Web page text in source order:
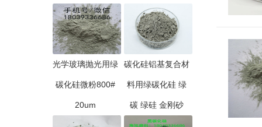
光学玻璃抛光用绿
碳化硅微粉800#
20um
碳化硅铝基复合材
料用绿碳化硅 绿
碳 绿硅 金刚砂